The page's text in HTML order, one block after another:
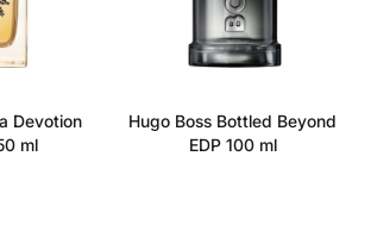
Devotion
ml
Hugo Boss Bottled Beyond
EDP 100 ml